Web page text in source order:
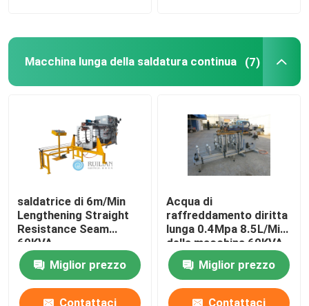
Macchina lunga della saldatura continua (7)
saldatrice di 6m/Min
Lengthening Straight
Resistance Seam
60KVA
Miglior prezzo
Contattaci
Acqua di
raffreddamento diritta
lunga 0.4Mpa 8.5L/Min
della macchina 60KVA
della saldatura
continua di RUILIAN
Miglior prezzo
Contattaci